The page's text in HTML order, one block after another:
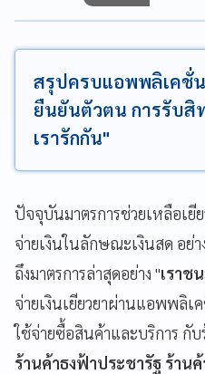
สรุปครบแอพพลิเคชั่น
ยืนยันตัวตน การรับสิ
เรารักกัน"
ปัจจุบันมาตรการช่วยเหลือเยี
จ่ายเงินในลักษณะเงินสด อย่า
ถึงมาตรการล่าสุดอย่าง "เราช
จ่ายเงินเยียวยาผ่านแอพพลิเ
ใช้จ่ายซื้อสินค้าและบริการ กับ
ร้านค้าธงฟ้าประชารัฐ ร้าน